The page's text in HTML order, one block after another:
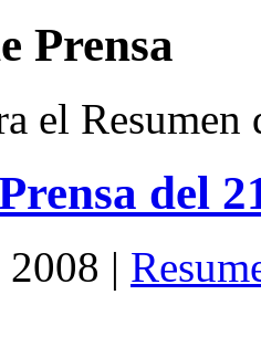
Prensa
el Resumen
del
2008 |